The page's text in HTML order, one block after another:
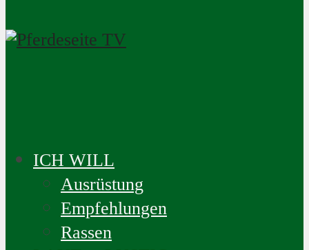
ICH WILL
Ausrüstung
Empfehlungen
Rassen